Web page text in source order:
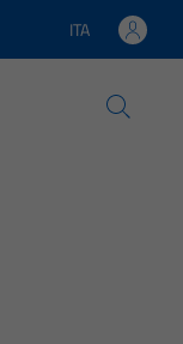
Lingua attiva:
ITA